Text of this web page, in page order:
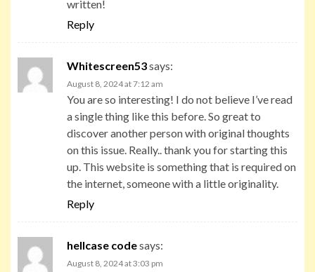
written!
Reply
Whitescreen53says:
August 8, 2024 at 7:12 am
You are so interesting! I do not believe I’ve read
a single thing like this before. So great to
discover another person with original thoughts
on this issue. Really.. thank you for starting this
up. This website is something that is required on
the internet, someone with a little originality.
Reply
hellcase codesays:
August 8, 2024 at 3:03 pm